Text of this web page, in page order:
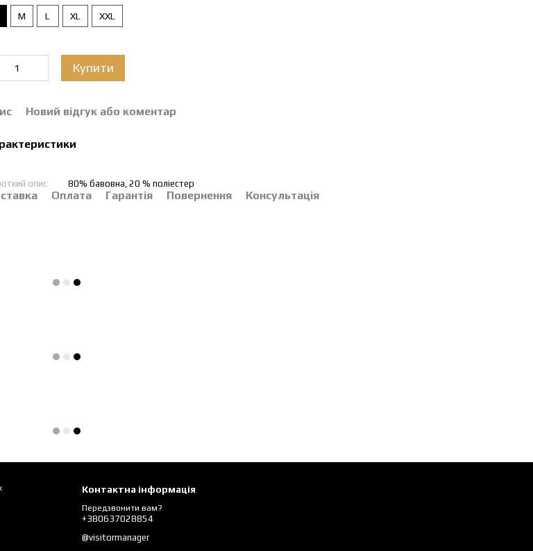
M L XL XXL
Купити
Новий відгук або коментар
опис 80% бавовна, 20 % поліестер
Оплата Гарантія Повернення Консультація
Контактна інформація
Передзвонити вам?
+380637028854
@visitormanager